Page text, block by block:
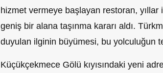
hizmet vermeye başlayan restoran,
geniş bir alana taşınma kararı aldı.
duyulan ilginin büyümesi, bu yolculuğun
Küçükçekmece Gölü kıyısındaki yeni